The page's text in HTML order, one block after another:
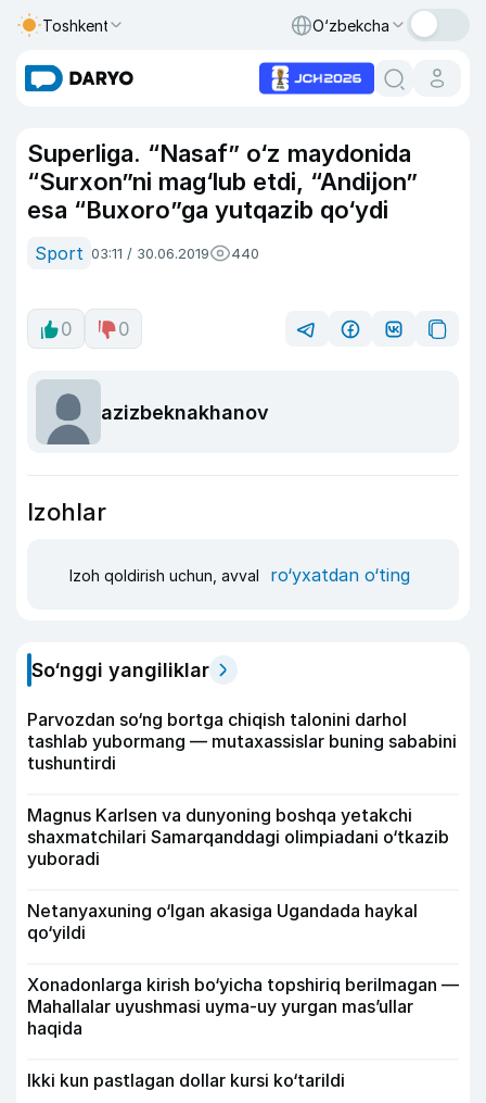
Toshkent O‘zbekcha
Superliga. “Nasaf” o‘z maydonida
“Surxon”ni mag‘lub etdi, “Andijon”
esa “Buxoro”ga yutqazib qo‘ydi
Sport 03:11 / 30.06.2019 440
0 0
azizbeknakhanov
Izohlar
Izoh qoldirish uchun, avval ro‘yxatdan o‘ting
So‘nggi yangiliklar
Parvozdan so‘ng bortga chiqish talonini darhol
tashlab yubormang — mutaxassislar buning sababini
tushuntirdi
Magnus Karlsen va dunyoning boshqa yetakchi
shaxmatchilari Samarqanddagi olimpiadani o‘tkazib
yuboradi
Netanyaxuning o‘lgan akasiga Ugandada haykal
qo‘yildi
Xonadonlarga kirish bo‘yicha topshiriq berilmagan —
Mahallalar uyushmasi uyma-uy yurgan mas’ullar
haqida
Ikki kun pastlagan dollar kursi ko‘tarildi